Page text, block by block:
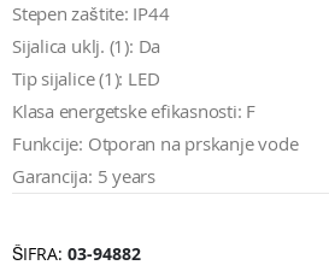
Stepen zaštite: IP44
Sijalica uklj. (1): Da
Tip sijalice (1): LED
Klasa energetske efikasnosti: F
Funkcije: Otporan na prskanje vode
Garancija: 5 years
ŠIFRA 03-94882